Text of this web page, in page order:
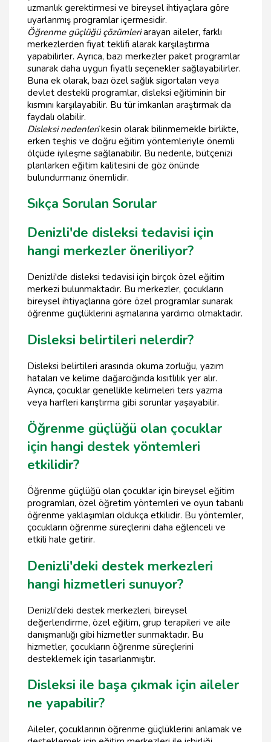
uzmanlık gerektirmesi ve bireysel ihtiyaçlara göre
uyarlanmış programlar içermesidir.
Öğrenme güçlüğü çözümleriarayan aileler, farklı
merkezlerden fiyat teklifi alarak karşılaştırma
yapabilirler. Ayrıca, bazı merkezler paket programlar
sunarak daha uygun fiyatlı seçenekler sağlayabilirler.
Buna ek olarak, bazı özel sağlık sigortaları veya
devlet destekli programlar, disleksi eğitiminin bir
kısmını karşılayabilir. Bu tür imkanları araştırmak da
faydalı olabilir.
Disleksi nedenlerikesin olarak bilinmemekle birlikte,
erken teşhis ve doğru eğitim yöntemleriyle önemli
ölçüde iyileşme sağlanabilir. Bu nedenle, bütçenizi
planlarken eğitim kalitesini de göz önünde
bulundurmanız önemlidir.
Sıkça Sorulan Sorular
Denizli'de disleksi tedavisi için
hangi merkezler öneriliyor?
Denizli'de disleksi tedavisi için birçok özel eğitim
merkezi bulunmaktadır. Bu merkezler, çocukların
bireysel ihtiyaçlarına göre özel programlar sunarak
öğrenme güçlüklerini aşmalarına yardımcı olmaktadır.
Disleksi belirtileri nelerdir?
Disleksi belirtileri arasında okuma zorluğu, yazım
hataları ve kelime dağarcığında kısıtlılık yer alır.
Ayrıca, çocuklar genellikle kelimeleri ters yazma
veya harfleri karıştırma gibi sorunlar yaşayabilir.
Öğrenme güçlüğü olan çocuklar
için hangi destek yöntemleri
etkilidir?
Öğrenme güçlüğü olan çocuklar için bireysel eğitim
programları, özel öğretim yöntemleri ve oyun tabanlı
öğrenme yaklaşımları oldukça etkilidir. Bu yöntemler,
çocukların öğrenme süreçlerini daha eğlenceli ve
etkili hale getirir.
Denizli'deki destek merkezleri
hangi hizmetleri sunuyor?
Denizli'deki destek merkezleri, bireysel
değerlendirme, özel eğitim, grup terapileri ve aile
danışmanlığı gibi hizmetler sunmaktadır. Bu
hizmetler, çocukların öğrenme süreçlerini
desteklemek için tasarlanmıştır.
Disleksi ile başa çıkmak için aileler
ne yapabilir?
Aileler, çocuklarının öğrenme güçlüklerini anlamak ve